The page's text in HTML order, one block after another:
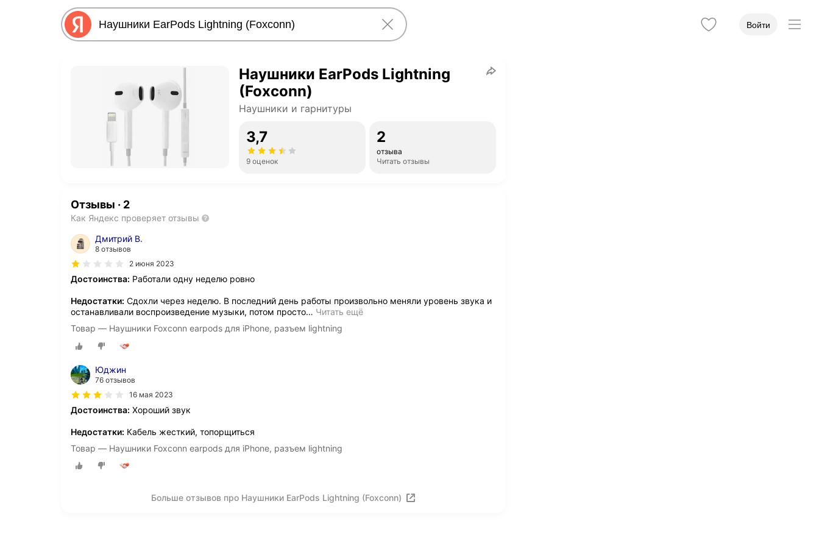
Войти
Наушники EarPods Lightning
(Foxconn)
Наушники и гарнитуры
3,7
9 оценок
2
отзыва
Читать отзывы
Отзывы · 2
Как Яндекс проверяет отзывы
Дмитрий В.
8 отзывов
2 июня 2023
Достоинства: Работали одну неделю ровно
Недостатки: Сдохли через неделю. В последний день работы произвольно меняли уровень звука и
останавливали воспроизведение музыки, потом просто… Читать ещё
Товар — Наушники Foxconn earpods для iPhone, разъем lightning
Юджин
76 отзывов
16 мая 2023
Достоинства: Хороший звук
Недостатки: Кабель жесткий, топорщиться
Товар — Наушники Foxconn earpods для iPhone, разъем lightning
Больше отзывов про Наушники EarPods Lightning (Foxconn)